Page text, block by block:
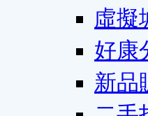
虛擬
好康
新品